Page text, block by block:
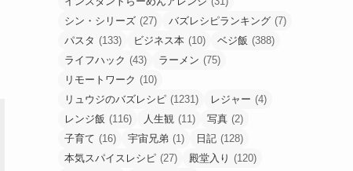
シン・シリーズ (27) バズレシピランキング (7)
パスタ (133) ビジネス本 (10) ベジ飯 (388)
ライフハック (43) ラーメン (75)
リモートワーク (10)
リュウジのバズレシピ (1231) レジャー (4)
レンジ飯 (116) 人生観 (11) 写真 (2)
子育て (16) 宇宙兄弟 (1) 日記 (128)
本気スパイスレシピ (27) 殿堂入り (120)